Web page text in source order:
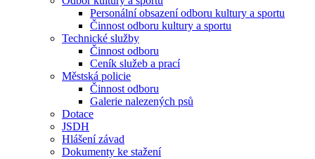
Personální obsazení odboru kultury a sportu
Činnost odboru kultury a sportu
Technické služby
Činnost odboru
Ceník služeb a prací
Městská policie
Činnost odboru
Galerie nalezených psů
Dotace
JSDH
Hlášení závad
Dokumenty ke stažení